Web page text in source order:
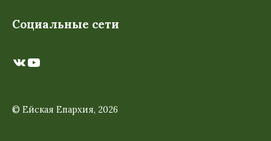
Социальные сети
ВКонтакте
YouTube
© Ейская Епархия, 2026